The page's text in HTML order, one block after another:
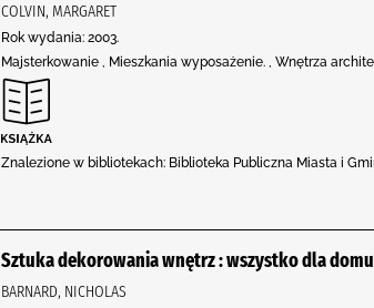
COLVIN, MARGARET
Rok wydania: 2003.
Majsterkowanie , Mieszkania wyposażenie. , Wnętrza
Znalezione w bibliotekach: Biblioteka Publiczna Miasta i
Sztuka dekorowania wnętrz : wszystko dla
BARNARD, NICHOLAS